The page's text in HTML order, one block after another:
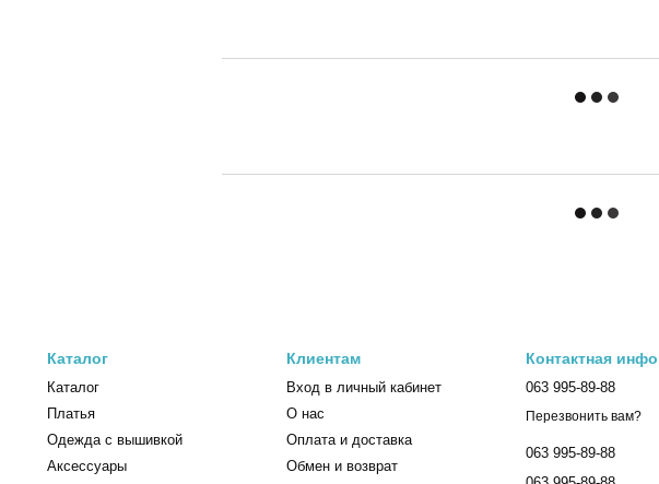
Каталог
Каталог
Платья
Одежда с вышивкой
Аксессуары
Клиентам
Вход в личный кабинет
О нас
Оплата и доставка
Обмен и возврат
Контактная
063 995-89-88
Перезвонить вам?
063 995-89-88